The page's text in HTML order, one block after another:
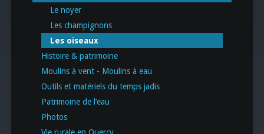
Le noyer
Les champignons
Les oiseaux
Histoire & patrimoine
Moulins à vent - Moulins à eau
Outils et matériels du temps jadis
Patrimoine de l’eau
Photos